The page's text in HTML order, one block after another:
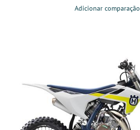
Adicionar comparação